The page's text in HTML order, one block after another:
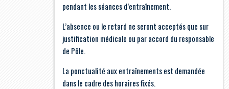
pendant les séances d’entraînement.
L’absence ou le retard ne seront acceptés que sur
justification médicale ou par accord du responsable
de Pôle.
La ponctualité aux entraînements est demandée
dans le cadre des horaires fixés.